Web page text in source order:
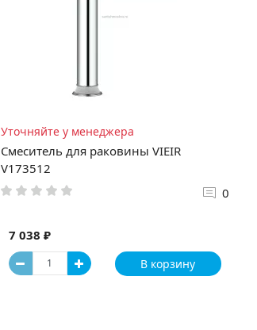
Уточняйте у менеджера
Смеситель для раковины VIEIR
V173512
0
7 038 ₽
В корзину